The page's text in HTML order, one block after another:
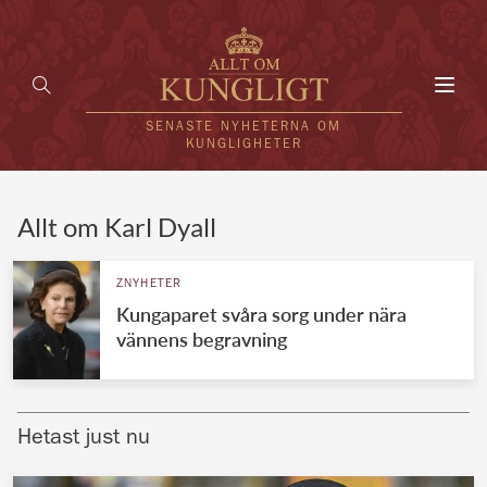
SENASTE NYHETERNA OM
KUNGLIGHETER
UTLÄNDSKT
VÄRLDENS KUNGAHUS
Brittiska kungahuset
Allt om Karl Dyall
ZNYHETER
Kungaparet svåra sorg under nära
vännens begravning
Hetast just nu